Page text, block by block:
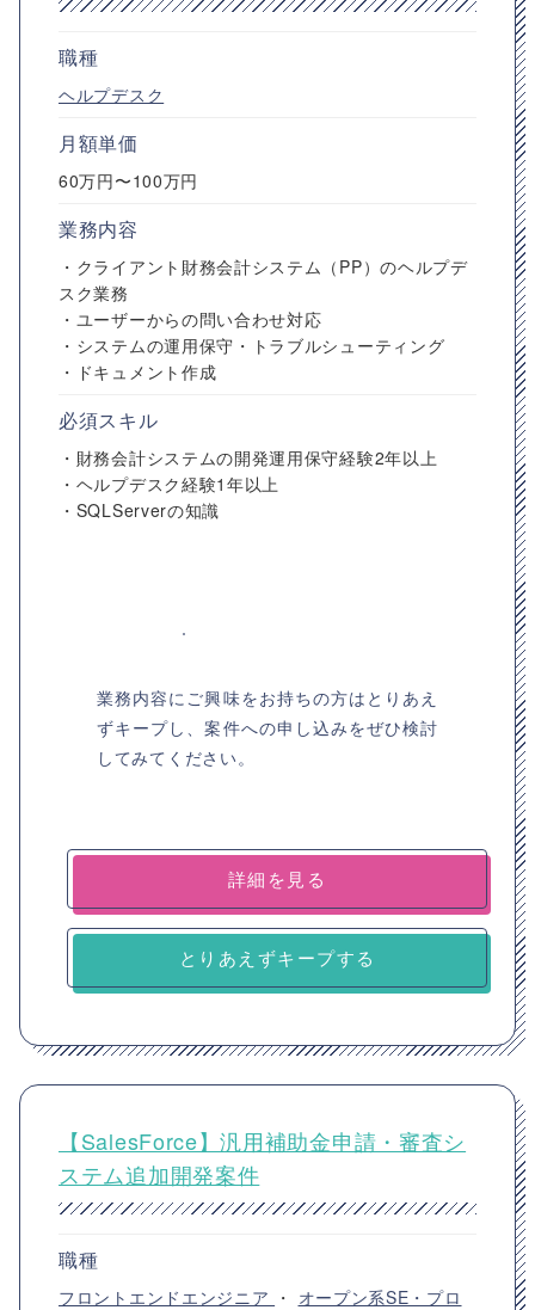
職種
ヘルプデスク
月額単価
60万円〜100万円
業務内容
・クライアント財務会計システム（PP）のヘルプデ
スク業務
・ユーザーからの問い合わせ対応
・システムの運用保守・トラブルシューティング
・ドキュメント作成
必須スキル
・財務会計システムの開発運用保守経験2年以上
・ヘルプデスク経験1年以上
・SQLServerの知識
業務内容にご興味をお持ちの方はとりあえ
ずキープし、案件への申し込みをぜひ検討
してみてください。
詳細を見る
とりあえずキープする
【SalesForce】汎用補助金申請・審査シ
ステム追加開発案件
職種
フロントエンドエンジニア ・ オープン系SE・プロ